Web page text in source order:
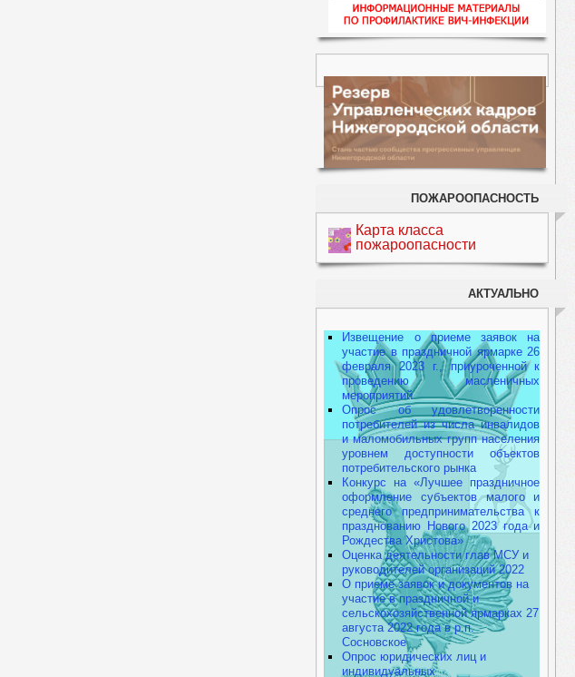
ПОЖАРООПАСНОСТЬ
Карта класса
пожароопасности
АКТУАЛЬНО
Извещение о приеме заявок на
участие в праздничной ярмарке 26
февраля 2023 г., приуроченной к
проведению масленичных
мероприятий
Опрос об удовлетворенности
потребителей из числа инвалидов
и маломобильных групп населения
уровнем доступности объектов
потребительского рынка
Конкурс на «Лучшее праздничное
оформление субъектов малого и
среднего предпринимательства к
празднованию Нового 2023 года и
Рождества Христова»
Оценка деятельности глав МСУ и
руководителей организаций 2022
О приеме заявок и документов на
участие в праздничной и
сельскохозяйственной ярмарках 27
августа 2022 года в р.п.
Сосновское
Опрос юридических лиц и
индивидуальных